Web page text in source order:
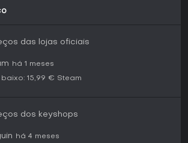
das lojas oficiais
há 1 meses
baixo: 15,99 € Steam
dos keyshops
há 4 meses